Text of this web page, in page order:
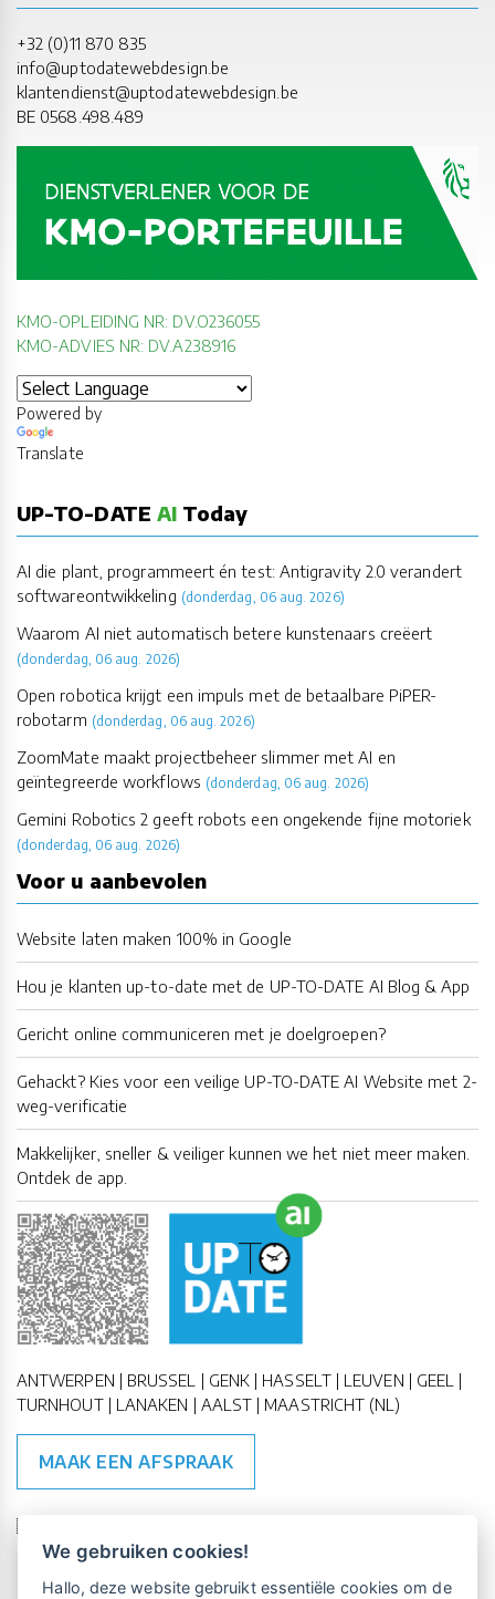
+32 (0)11 870 835
info@uptodatewebdesign.be
klantendienst@uptodatewebdesign.be
BE 0568.498.489
KMO-OPLEIDING NR: DV.O236055
KMO-ADVIES NR: DV.A238916
Powered by
Translate
UP-TO-DATE AI Today
AI die plant, programmeert én test: Antigravity 2.0 verandert
softwareontwikkeling (donderdag, 06 aug. 2026)
Waarom AI niet automatisch betere kunstenaars creëert
(donderdag, 06 aug. 2026)
Open robotica krijgt een impuls met de betaalbare PiPER-
robotarm (donderdag, 06 aug. 2026)
ZoomMate maakt projectbeheer slimmer met AI en
geïntegreerde workflows (donderdag, 06 aug. 2026)
Gemini Robotics 2 geeft robots een ongekende fijne motoriek
(donderdag, 06 aug. 2026)
Voor u aanbevolen
Website laten maken 100% in Google
Hou je klanten up-to-date met de UP-TO-DATE AI Blog & App
Gericht online communiceren met je doelgroepen?
Gehackt? Kies voor een veilige UP-TO-DATE AI Website met 2-
weg-verificatie
Makkelijker, sneller & veiliger kunnen we het niet meer maken.
Ontdek de app.
ANTWERPEN | BRUSSEL | GENK | HASSELT | LEUVEN | GEEL |
TURNHOUT | LANAKEN | AALST | MAASTRICHT (NL)
MAAK EEN AFSPRAAK
🇪🇺 🇧🇪
We gebruiken cookies!
Hallo, deze website gebruikt essentiële cookies om de
Vrijblijvende kennismaking?Boek